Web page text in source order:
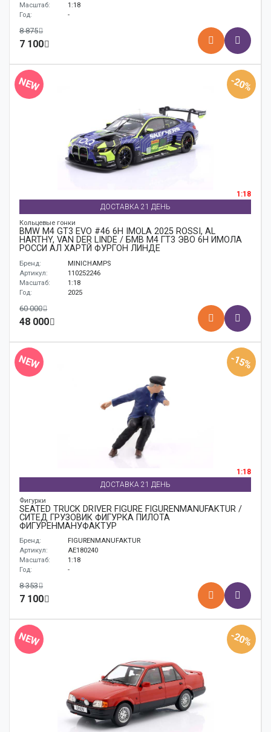
Масштаб:
1:18
Год:
-
8 875
7 100
NEW -20%
1:18
ДОСТАВКА 21 ДЕНЬ
Кольцевые гонки
BMW M4 GT3 EVO #46 6H IMOLA 2025 ROSSI, AL
HARTHY, VAN DER LINDE / БМВ M4 ГТ3 ЭВО 6H ИМОЛА
РОССИ АЛ ХАРТЙ ФУРГОН ЛИНДЕ
Бренд:
MINICHAMPS
Артикул:
110252246
Масштаб:
1:18
Год:
2025
60 000
48 000
NEW -15%
1:18
ДОСТАВКА 21 ДЕНЬ
Фигурки
SEATED TRUCK DRIVER FIGURE FIGURENMANUFAKTUR /
СИТЕД ГРУЗОВИК ФИГУРКА ПИЛОТА
ФИГУРЕНМАНУФАКТУР
Бренд:
FIGURENMANUFAKTUR
Артикул:
AE180240
Масштаб:
1:18
Год:
-
8 353
7 100
NEW -20%